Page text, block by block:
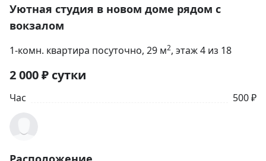
1
of
Уютная студия в новом доме рядом с
вокзалом
1-комн. квартира посуточно, 29 м2, этаж 4 из 18
2 000₽ сутки
Час 500 ₽